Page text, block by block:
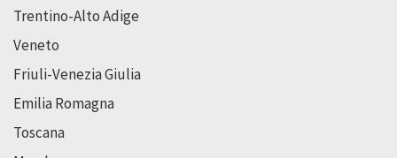
Trentino-Alto Adige
Veneto
Friuli-Venezia Giulia
Emilia Romagna
Toscana